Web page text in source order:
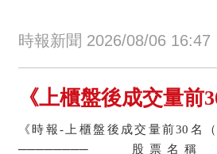
時報新聞 2026/08/06 16:47
《上櫃盤後成交量前
《時報-上櫃盤後成交量前30
──────── 股票